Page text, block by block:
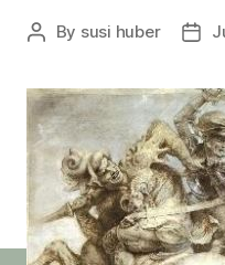
Post
By susi huber
Post